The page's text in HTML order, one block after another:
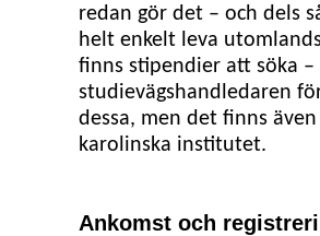
redan gör det – och dels
helt enkelt leva
finns stipendier att söka
studievägshandledaren
dessa, men det finns
karolinska institutet.
Ankomst och